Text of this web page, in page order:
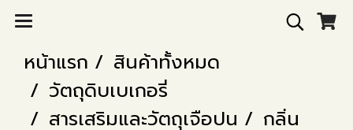
หน้าแรก
สินค้าทั้งหมด
วัตถุดิบเบเกอรี่
สารเสริมและวัตถุเจือปน
กลิ่น